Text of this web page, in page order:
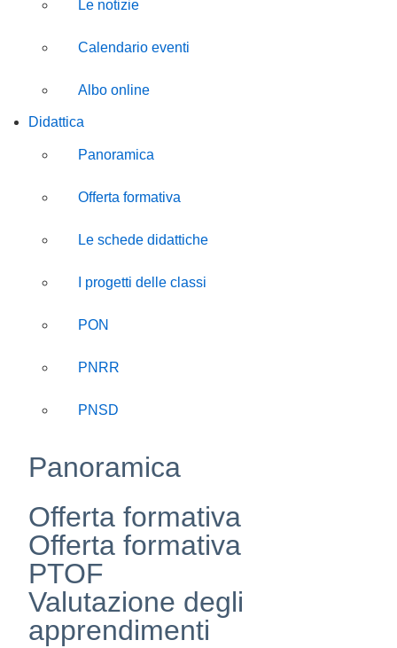
Le notizie
Calendario eventi
Albo online
Didattica
Panoramica
Offerta formativa
Le schede didattiche
I progetti delle classi
PON
PNRR
PNSD
Panoramica
Offerta formativa
Offerta formativa
PTOF
Valutazione degli
apprendimenti